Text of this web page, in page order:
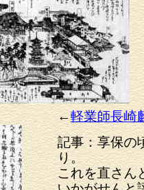
←軽業師長崎
記事：享保の
り。
これを直さん